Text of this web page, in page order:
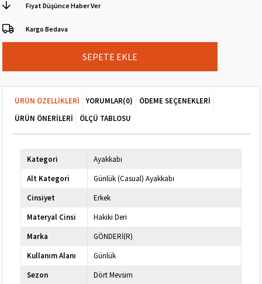
Fiyat Düşünce Haber Ver
Kargo Bedava
ÜRÜN ÖZELLIKLERI YORUMLAR(0)
ÖDEME SEÇENEKLERI
ÜRÜN ÖNERILERI
ÖLÇÜ TABLOSU
Kategori
Ayakkabı
Alt Kategori
Günlük (Casual) Ayakkabı
Cinsiyet
Erkek
Materyal Cinsi
Hakiki Deri
Marka
GÖNDERİ(R)
Kullanım Alanı
Günlük
Sezon
Dört Mevsim